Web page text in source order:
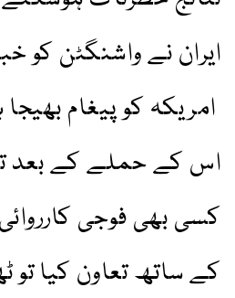
ایران نے واشنگٹن کو
امریکہ کو پیغام
اس کے حملے کے بعد
کسی بھی فوجی
کے ساتھ تعاون کیا تو